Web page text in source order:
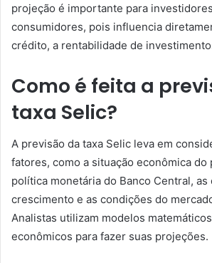
projeção é importante para
consumidores, pois influencia
crédito, a rentabilidade de
Como é feita a
taxa Selic?
A previsão da taxa Selic leva em
fatores, como a situação econômica do
política monetária do Banco Central, as
crescimento e as condições do
Analistas utilizam modelos
econômicos para fazer suas projeções.